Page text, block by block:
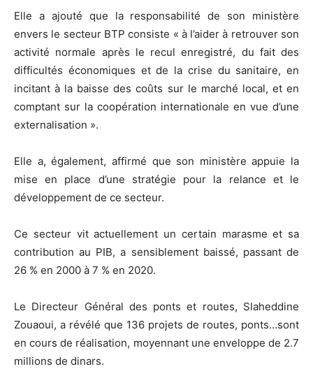
Elle a ajouté que la responsabilité de son ministère
envers le secteur BTP consiste « à l’aider à retrouver son
activité normale après le recul enregistré, du fait des
difficultés économiques et de la crise du sanitaire, en
incitant à la baisse des coûts sur le marché local, et en
comptant sur la coopération internationale en vue d’une
externalisation ».
Elle a, également, affirmé que son ministère appuie la
mise en place d’une stratégie pour la relance et le
développement de ce secteur.
Ce secteur vit actuellement un certain marasme et sa
contribution au PIB, a sensiblement baissé, passant de
26 % en 2000 à 7 % en 2020.
Le Directeur Général des ponts et routes, Slaheddine
Zouaoui, a révélé que 136 projets de routes, ponts…sont
en cours de réalisation, moyennant une enveloppe de 2.7
millions de dinars.